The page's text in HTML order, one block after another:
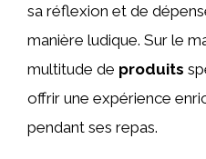
sa réflexion et de
manière ludique. Sur le
multitude de produits
offrir une expérience
pendant ses repas.